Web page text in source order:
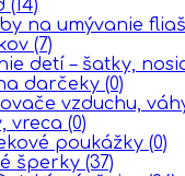
(14)
na umývanie
(7)
detí – šatky,
darčeky (0)
vzduchu,
vreca (0)
poukážky (0)
šperky (37)